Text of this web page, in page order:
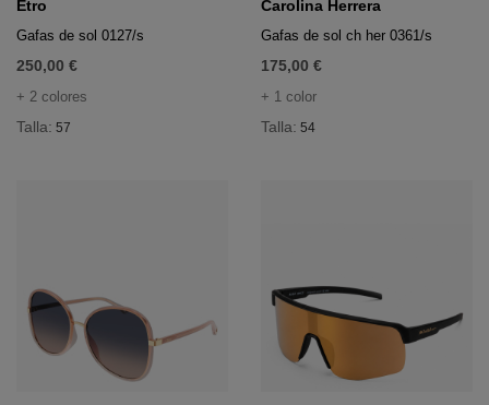
Etro
Gafas de sol 0127/s
250,00 €
+ 2 colores
Talla: 57
Carolina Herrera
Gafas de sol ch her 0361/s
175,00 €
+ 1 color
Talla: 54